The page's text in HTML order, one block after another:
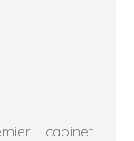
cabinet